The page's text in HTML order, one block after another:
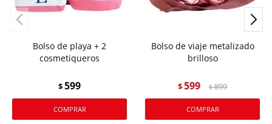
Bolso de playa + 2
cosmetiqueros
$599
Bolso de viaje metalizado
brilloso
$599 $ 899